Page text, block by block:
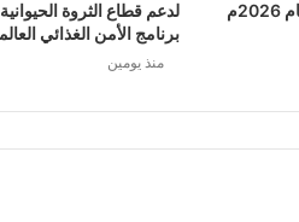
يدعو إلى توحيد سياسات التخطيط
تأهيل مقاولين وموردين للعام 2026م
لدعم قطاع الثروة
برنامج الأمن الغذائي
منذ يومين